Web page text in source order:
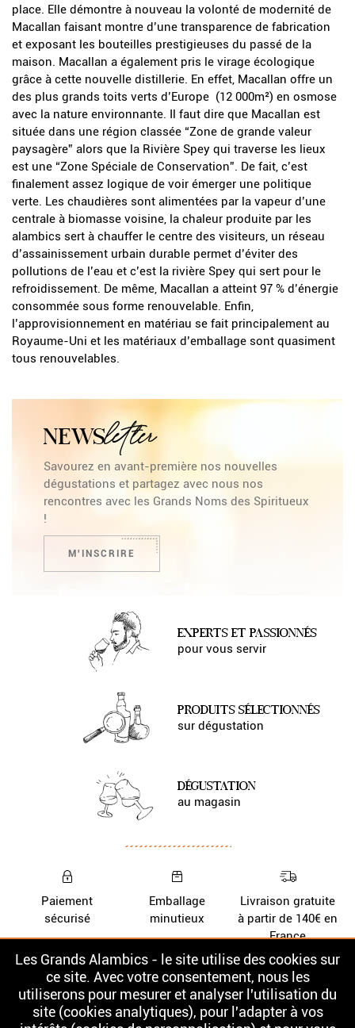
place. Elle démontre à nouveau la volonté de modernité de
Macallan faisant montre d’une transparence de fabrication
et exposant les bouteilles prestigieuses du passé de la
maison. Macallan a également pris le virage écologique
grâce à cette nouvelle distillerie. En effet, Macallan offre un
des plus grands toits verts d’Europe (12 000m²) en osmose
avec la nature environnante. Il faut dire que Macallan est
située dans une région classée “Zone de grande valeur
paysagère” alors que la Rivière Spey qui traverse les lieux
est une “Zone Spéciale de Conservation”. De fait, c’est
finalement assez logique de voir émerger une politique
verte. Les chaudières sont alimentées par la vapeur d’une
centrale à biomasse voisine, la chaleur produite par les
alambics sert à chauffer le centre des visiteurs, un réseau
d’assainissement urbain durable permet d’éviter des
pollutions de l’eau et c’est la rivière Spey qui sert pour le
refroidissement. De même, Macallan a atteint 97 % d’énergie
consommée sous forme renouvelable. Enfin,
l’approvisionnement en matériau se fait principalement au
Royaume-Uni et les matériaux d’emballage sont quasiment
tous renouvelables.
NEWSletter
Savourez en avant-première nos nouvelles
dégustations et partagez avec nous nos
rencontres avec les Grands Noms des Spiritueux
!
M'INSCRIRE
EXPERTS ET PASSIONNÉS
pour vous servir
PRODUITS SÉLECTIONNÉS
sur dégustation
DÉGUSTATION
au magasin
Paiement
sécurisé
Emballage
minutieux
Livraison gratuite
à partir de 140€ en
France
Nos Whiskys
Nos Rhums
La cave
Contact
Les Grands Alambics - le site utilise des cookies sur
ce site. Avec votre consentement, nous les
utiliserons pour mesurer et analyser l'utilisation du
site (cookies analytiques), pour l'adapter à vos